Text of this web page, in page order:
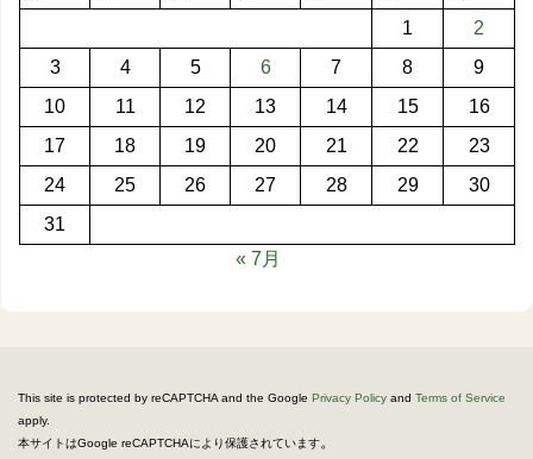
1
2
3
4 5 6 7 8
9
10
11 12 13 14 15
16
17
18 19 20 21 22
23
24
25 26 27 28 29
30
31
« 7月
This site is protected by reCAPTCHA and the Google Privacy Policy and Terms of Service
apply.
本サイトはGoogle reCAPTCHAにより保護されています。